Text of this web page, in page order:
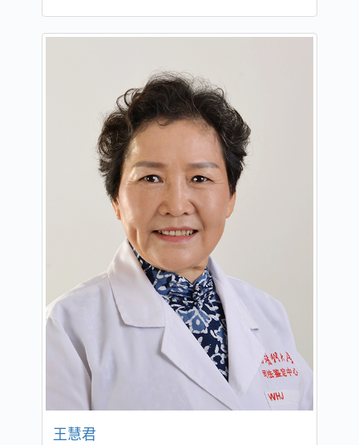
王慧君